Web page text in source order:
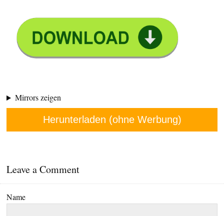
Mirrors zeigen
Herunterladen (ohne Werbung)
Leave a Comment
Name